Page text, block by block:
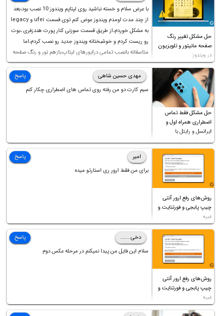
حل مشکل تغییر رنگ
صفحه مانیتور و تلویزیون
در ویندوز
با عرض سلام و خسته نباشید روی لپتاپم ویندوز 10 نصب بود،بعد
از چند مدت اومدم ویندوز عوض کنم توی قسمت ufei و legacy
به مشکل خوردم،از طریق قسمت سوزنی کنار پورت هندزفری ،بوت
رو ریست کردم و خوشبختانه ویندوز جدید رو نصب کردم،اما
متاسفانه بانصب تمامی درایورهای لپتاپ،بازهم نور و رنگ صفحه
چه موقع کار چه موقع پخش فیلم مثل سابق نیست(نور زیاده و بی
کیفیت)،با ابدیت کردن کارت گرافیک،کالیبره کردن و غیره هم نور و
رنگ درست نشد (انگار تصویر ماته)، خواهشمند است راهنمایی
فرمایید باتشکر
حل مشکل فقط تماس
اضطراری همراه اول و
ایرانسل و رایتل با
روش‌های مختلف
مهدی حسین شاهی
سیم کارت دو من رفته روی تماس های اضطراری چکار کنم
پاسخ
روش‌های رفع ارور آنتی
چیپ پابجی و فورتنایت و
غیره
امیر
برای من فقط ارور ری استارتو میده
پاسخ
روش‌های رفع ارور آنتی
چیپ پابجی و فورتنایت و
غیره
دخی ......
سلام این فایل من پیدا نمیکنم در مرحله عکس دوم
پاسخ